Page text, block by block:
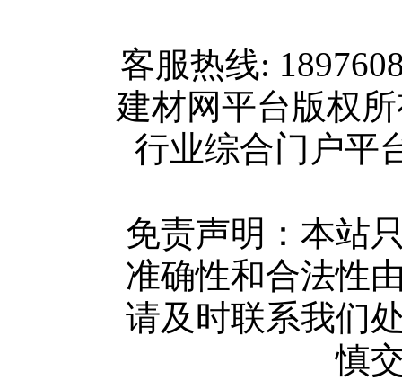
客服热线:
建材网平台版权
行业综合门户平
免责声明：本站
准确性和合法性
请及时联系我们
慎